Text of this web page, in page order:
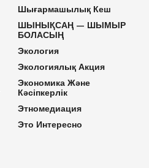
Шығармашылық Кеш
ШЫНЫҚСАҢ — ШЫМЫР
БОЛАСЫҢ
Экология
Экологиялық Акция
Экономика Және
Кәсіпкерлік
Этномедиация
Это Интересно